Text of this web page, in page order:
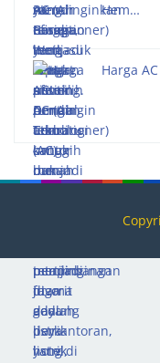
Hem…
Harga